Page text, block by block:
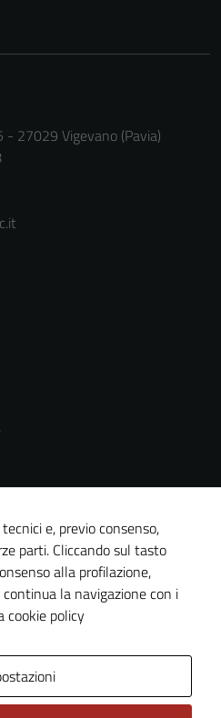
- 27029 Vigevano (Pavia)
e, previo consenso,
parti. Cliccando sul tasto
alla profilazione,
la navigazione con i
cookie policy
funzionamento
essere
disabilitati.